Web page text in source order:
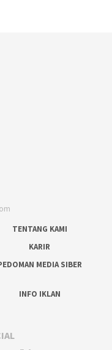
TENTANG KAMI
KARIR
MEDIA SIBER
INFO IKLAN